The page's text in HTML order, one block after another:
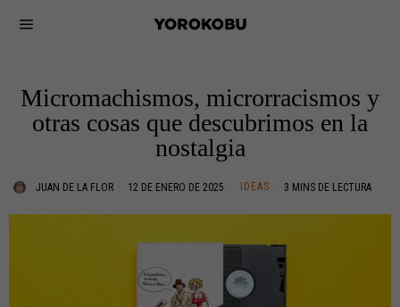
Micromachismos, microrracismos y
otras cosas que descubrimos en la
nostalgia
JUAN DE LA FLOR 12 DE ENERO DE 2025 IDEAS 3 MINS DE LECTURA